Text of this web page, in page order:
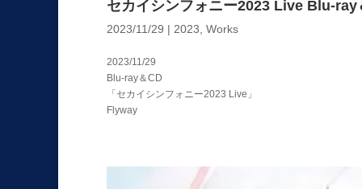
セカイシンフォニー2023 Live Blu-ray
2023/11/29 | 2023 Works
2023/11/29
Blu-ray＆CD
「セカイシンフォニー2023 Live」
Flyway